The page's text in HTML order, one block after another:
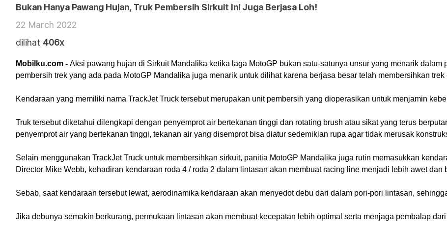
Bukan Hanya Pawang Hujan, Truk Pembersih Sirkuit Ini Juga Berjasa Loh!
22 March 2022
dilihat 406x
Mobilku.com - Aksi pawang hujan di Sirkuit Mandalika ketika laga MotoGP bukan satu-satunya unsur yang menarik
pembersih trek yang ada pada MotoGP Mandalika juga menarik untuk dilihat karena berjasa besar telah membersihkan
Kendaraan yang memiliki nama TrackJet Truck tersebut merupakan unit pembersih yang dioperasikan untuk menjamin
Truk tersebut diketahui dilengkapi dengan penyemprot air bertekanan tinggi dan rotating brush atau sikat yang terus
penyemprot air yang bertekanan tinggi, tekanan air yang disemprot bisa diatur sedemikian rupa agar tidak merusak
Selain menggunakan TrackJet Truck untuk membersihkan sirkuit, panitia MotoGP Mandalika juga rutin memasukkan
Director Mike Webb, kehadiran kendaraan roda 4 / roda 2 dalam lintasan akan membuat racing line menjadi lebih awet dan
Sebab, saat kendaraan tersebut lewat, aerodinamika kendaraan akan menyedot debu dari dalam pori-pori lintasan,
Jika debunya semakin berkurang, permukaan lintasan akan membuat kecepatan lebih optimal serta menjaga pembalap